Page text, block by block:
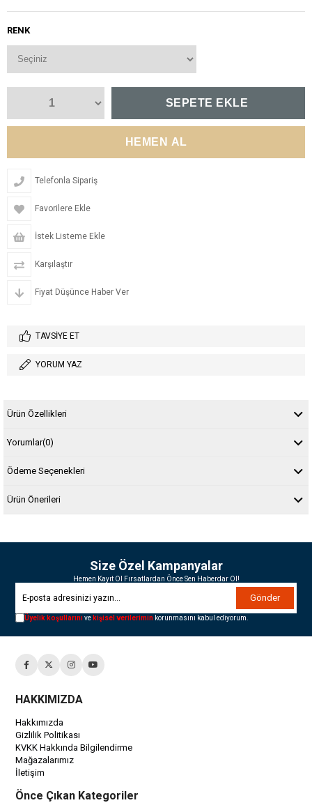
RENK
Telefonla Sipariş
Favorilere Ekle
İstek Listeme Ekle
Karşılaştır
Fiyat Düşünce Haber Ver
TAVSIYE ET
YORUM YAZ
Ürün Özellikleri
Yorumlar(0)
Ödeme Seçenekleri
Ürün Önerileri
Size Özel Kampanyalar
Hemen Kayıt Ol Fırsatlardan Önce Sen Haberdar Ol!
Gönder
Üyelik koşullarınıve kişisel verilerimin korunmasını kabul ediyorum.
HAKKIMIZDA
Hakkımızda
Gizlilik Politikası
KVKK Hakkında Bilgilendirme
Mağazalarımız
İletişim
Önce Çıkan Kategoriler